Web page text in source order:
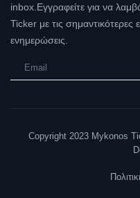
inbox.Εγγραφείτε για να
Ticker με τις σημαντικότερες
ενημερώσεις.
Copyright 2023 Mykonos